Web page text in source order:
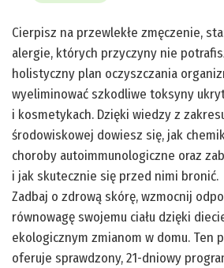
Cierpisz na przewlekłe zmęczenie,
alergie, których przyczyny nie
holistyczny plan oczyszczania
wyeliminować szkodliwe toksyny
i kosmetykach. Dzięki wiedzy z
środowiskowej dowiesz się, jak
choroby autoimmunologiczne oraz
i jak skutecznie się przed nimi bronić.
Zadbaj o zdrową skórę, wzmocnij
równowagę swojemu ciału dzięki
ekologicznym zmianom w domu. Ten
oferuje sprawdzony, 21-dniowy